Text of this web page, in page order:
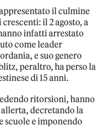
il culmine
il 2 agosto, a
infatti arrestato
come leader
e suo genero
peraltro, ha perso la
di 15 anni.
ritorsioni, hanno
decretando la
scuole e imponendo